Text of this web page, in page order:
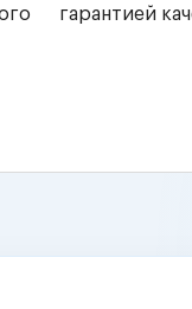
гарантией